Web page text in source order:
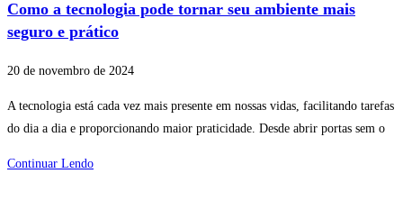
Como a tecnologia pode tornar seu ambiente mais
seguro e prático
20 de novembro de 2024
A tecnologia está cada vez mais presente em nossas vidas, facilitando tarefas
do dia a dia e proporcionando maior praticidade. Desde abrir portas sem o
Continuar Lendo